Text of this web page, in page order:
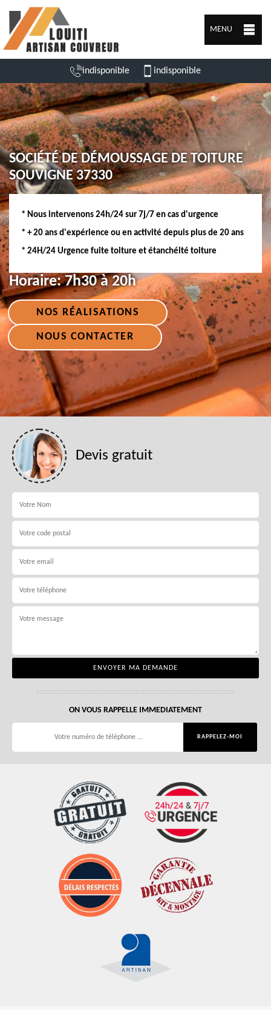
MENU
indisponible indisponible
SOCIÉTÉ DE DÉMOUSSAGE DE TOITURE
SOUVIGNE 37330
* Nous intervenons 24h/24 sur 7j/7 en cas d'urgence
* + 20 ans d'expérience ou en activité depuis plus de 20 ans
* 24H/24 Urgence fuite toiture et étanchéité toiture
Horaire:7h30 à 20h
NOS RÉALISATIONS
NOUS CONTACTER
Devis gratuit
ON VOUS RAPPELLE IMMEDIATEMENT